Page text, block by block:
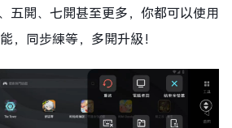
五開、七開甚至更多，你都可以使用
，同步練等，多開升級！